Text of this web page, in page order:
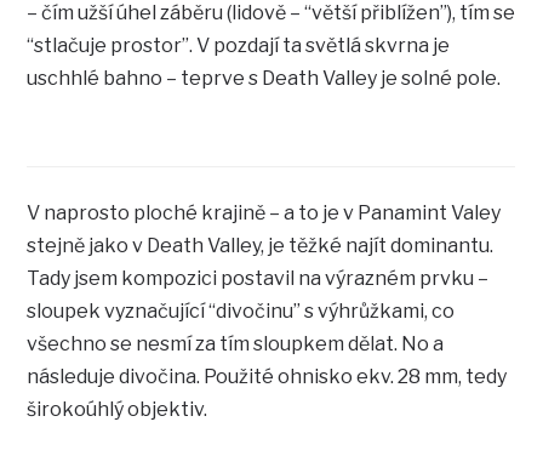
– čím užší úhel záběru (lidově – “větší přiblížen”), tím se
“stlačuje prostor”. V pozdají ta světlá skvrna je
uschhlé bahno – teprve s Death Valley je solné pole.
V naprosto ploché krajině – a to je v Panamint Valey
stejně jako v Death Valley, je těžké najít dominantu.
Tady jsem kompozici postavil na výrazném prvku –
sloupek vyznačující “divočinu” s výhrůžkami, co
všechno se nesmí za tím sloupkem dělat. No a
následuje divočina. Použité ohnisko ekv. 28 mm, tedy
širokoúhlý objektiv.